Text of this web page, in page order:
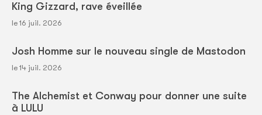
King Gizzard, rave éveillée
le 16 juil. 2026
Josh Homme sur le nouveau single de Mastodon
le 14 juil. 2026
The Alchemist et Conway pour donner une suite
à LULU